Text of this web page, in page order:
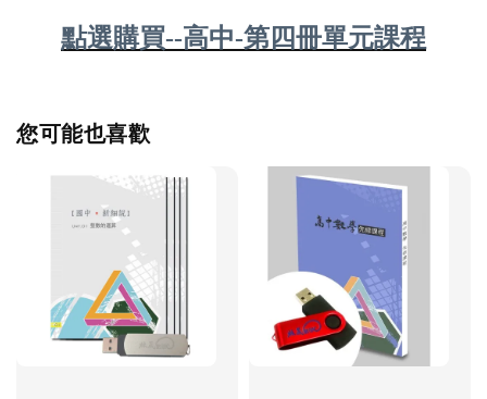
點選購買--高中-第四冊單元課程
您可能也喜歡